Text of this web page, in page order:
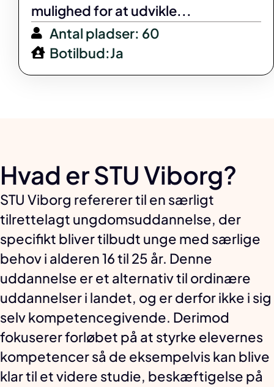
mulighed for at udvikle...
Antal pladser: 60
Botilbud:Ja
Hvad er STU Viborg?
STU Viborg refererer til en særligt
tilrettelagt ungdomsuddannelse, der
specifikt bliver tilbudt unge med særlige
behov i alderen 16 til 25 år. Denne
uddannelse er et alternativ til ordinære
uddannelser i landet, og er derfor ikke i sig
selv kompetencegivende. Derimod
fokuserer forløbet på at styrke elevernes
kompetencer så de eksempelvis kan blive
klar til et videre studie, beskæftigelse på